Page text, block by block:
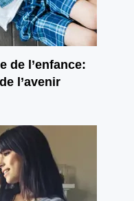
de l’enfance:
l’avenir